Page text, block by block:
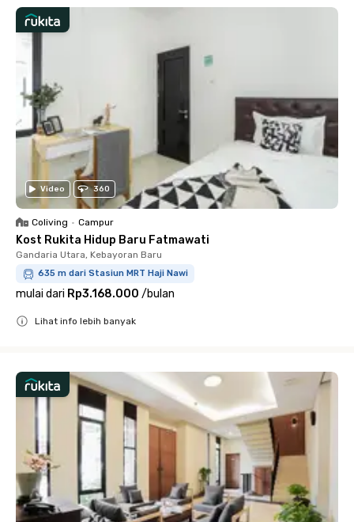
Video 360
Coliving • Campur
Kost Rukita Hidup Baru Fatmawati
Gandaria Utara, Kebayoran Baru
635 m dari Stasiun MRT Haji Nawi
mulai dari Rp3.168.000 /bulan
Lihat info lebih banyak